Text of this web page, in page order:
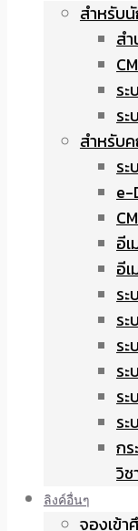
สำหรับ
ส
ร
ร
สำหรับ
ร
e-
อี
อี
ร
ร
ร
ระ
ร
ร
ก
วิ
ลิงค์อื่นๆ
จองเข้